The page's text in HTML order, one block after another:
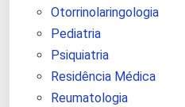
Otorrinolaringologia
Pediatria
Psiquiatria
Residência Médica
Reumatologia